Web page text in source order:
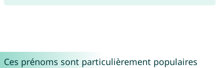
Ces prénoms sont particulièrement populaires